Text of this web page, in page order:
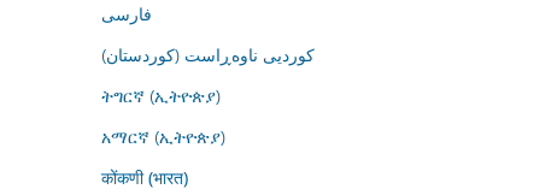
فارسى
کوردیی ناوەڕاست (کوردستان)
ትግርኛ (ኢትዮጵያ)
አማርኛ (ኢትዮጵያ)
कोंकणी (भारत)